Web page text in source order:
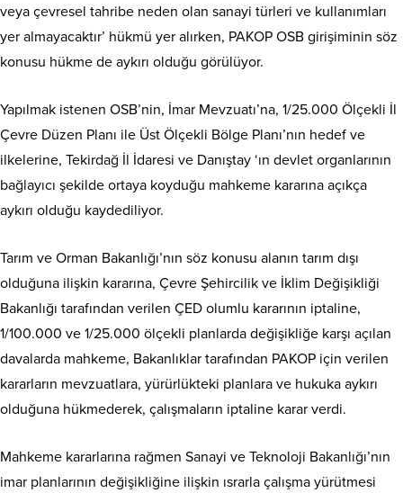
veya çevresel tahribe neden olan sanayi türleri ve kullanımları
yer almayacaktır’ hükmü yer alırken, PAKOP OSB girişiminin söz
konusu hükme de aykırı olduğu görülüyor.
Yapılmak istenen OSB’nin, İmar Mevzuatı’na, 1/25.000 Ölçekli İl
Çevre Düzen Planı ile Üst Ölçekli Bölge Planı’nın hedef ve
ilkelerine, Tekirdağ İl İdaresi ve Danıştay ‘ın devlet organlarının
bağlayıcı şekilde ortaya koyduğu mahkeme kararına açıkça
aykırı olduğu kaydediliyor.
Tarım ve Orman Bakanlığı’nın söz konusu alanın tarım dışı
olduğuna ilişkin kararına, Çevre Şehircilik ve İklim Değişikliği
Bakanlığı tarafından verilen ÇED olumlu kararının iptaline,
1/100.000 ve 1/25.000 ölçekli planlarda değişikliğe karşı açılan
davalarda mahkeme, Bakanlıklar tarafından PAKOP için verilen
kararların mevzuatlara, yürürlükteki planlara ve hukuka aykırı
olduğuna hükmederek, çalışmaların iptaline karar verdi.
Mahkeme kararlarına rağmen Sanayi ve Teknoloji Bakanlığı’nın
imar planlarının değişikliğine ilişkin ısrarla çalışma yürütmesi